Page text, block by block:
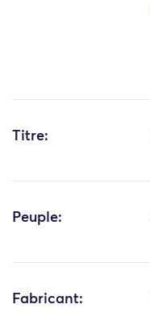
Titre:
Peuple:
Fabricant: